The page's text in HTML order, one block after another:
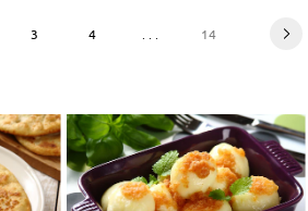
3 4 14